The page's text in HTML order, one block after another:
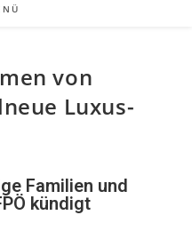
von
Luxus-
Familien und
kündigt